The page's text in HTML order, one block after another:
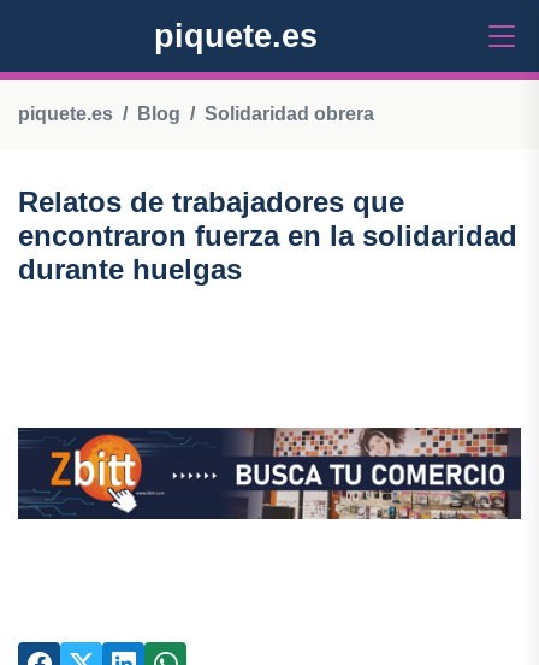
piquete.es
piquete.es Blog Solidaridad obrera
Relatos de trabajadores que
encontraron fuerza en la solidaridad
durante huelgas